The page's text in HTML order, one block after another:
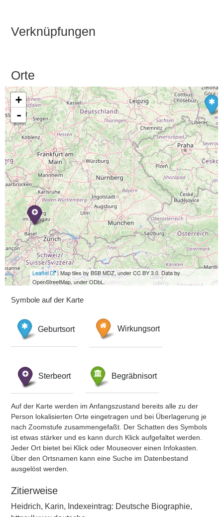
Verknüpfungen
Orte
+
-
Leaflet
| Map tiles by BSB MDZ, under CC BY 3.0. Data by
OpenStreetMap, under ODbL.
Symbole auf der Karte
Geburtsort Wirkungsort
Sterbeort Begräbnisort
Auf der Karte werden im Anfangszustand bereits alle zu der
Person lokalisierten Orte eingetragen und bei Überlagerung je
nach Zoomstufe zusammengefaßt. Der Schatten des Symbols
ist etwas stärker und es kann durch Klick aufgefaltet werden.
Jeder Ort bietet bei Klick oder Mouseover einen Infokasten.
Über den Ortsnamen kann eine Suche im Datenbestand
ausgelöst werden.
Zitierweise
Heidrich, Karin, Indexeintrag: Deutsche Biographie,